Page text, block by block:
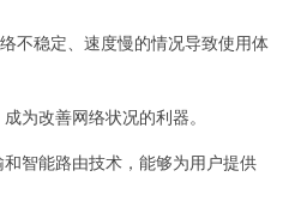
稳定、速度慢的情况导致使用体
改善网络状况的利器。
智能路由技术，能够为用户提供